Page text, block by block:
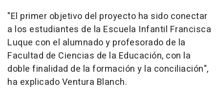
"El primer objetivo del proyecto ha sido conectar
a los estudiantes de la Escuela Infantil Francisca
Luque con el alumnado y profesorado de la
Facultad de Ciencias de la Educación, con la
doble finalidad de la formación y la conciliación",
ha explicado Ventura Blanch.